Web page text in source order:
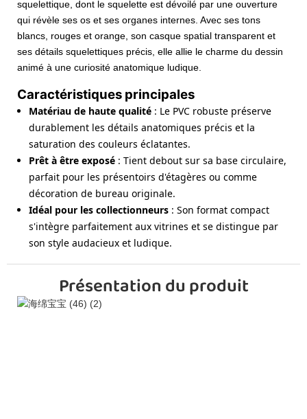
squelettique, dont le squelette est dévoilé par une ouverture
qui révèle ses os et ses organes internes. Avec ses tons
blancs, rouges et orange, son casque spatial transparent et
ses détails squelettiques précis, elle allie le charme du dessin
animé à une curiosité anatomique ludique.
Caractéristiques principales
Matériau de haute qualité: Le PVC robuste préserve
durablement les détails anatomiques précis et la
saturation des couleurs éclatantes.
Prêt à être exposé: Tient debout sur sa base circulaire,
parfait pour les présentoirs d'étagères ou comme
décoration de bureau originale.
Idéal pour les collectionneurs: Son format compact
s'intègre parfaitement aux vitrines et se distingue par
son style audacieux et ludique.
Présentation du produit